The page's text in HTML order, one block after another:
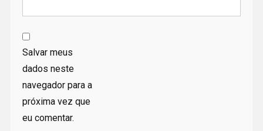
Salvar meus
dados neste
navegador para a
próxima vez que
eu comentar.